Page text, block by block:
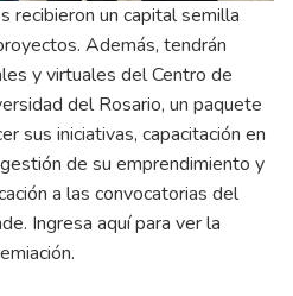
recibieron un capital semilla
Además, tendrán
y virtuales del Centro de
del Rosario, un paquete
sus iniciativas, capacitación en
de su emprendimiento y
a las convocatorias del
Ingresa aquí para ver la